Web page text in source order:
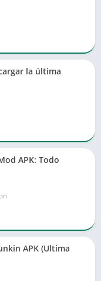
la última
APK: Todo
APK (Ultima